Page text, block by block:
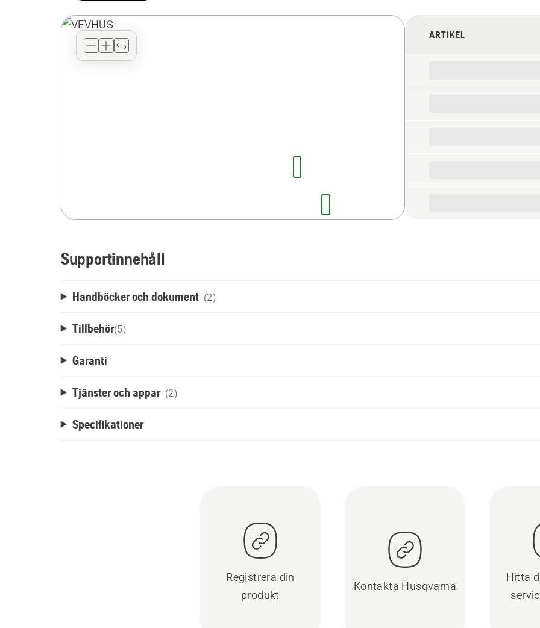
ARTIKEL
Supportinnehåll
Handböcker och dokument (2)
Tillbehör(5)
Garanti
Tjänster och appar (2)
Specifikationer
Registrera din
produkt
Kontakta Husqvarna
Hitta